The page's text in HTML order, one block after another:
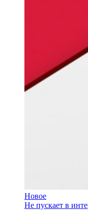
Новое
Не пускает в